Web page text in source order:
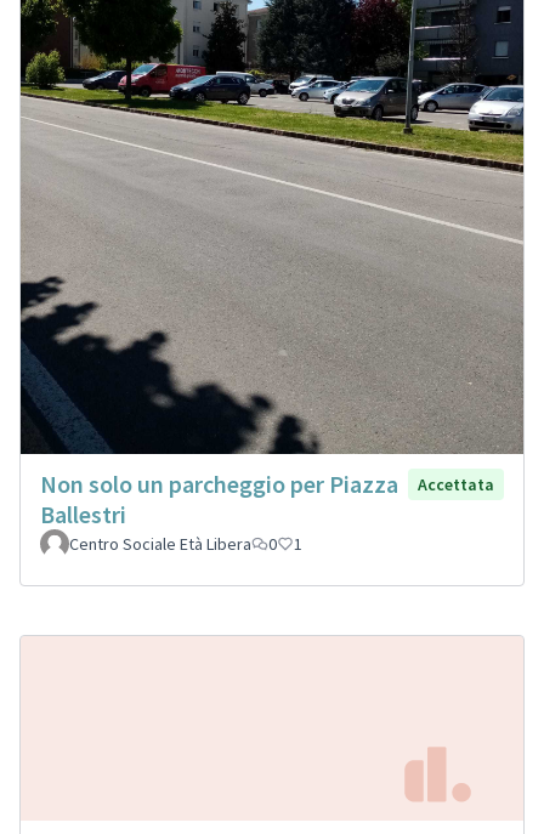
Non solo un parcheggio per Piazza
Ballestri
Accettata
Centro Sociale Età Libera 0 1